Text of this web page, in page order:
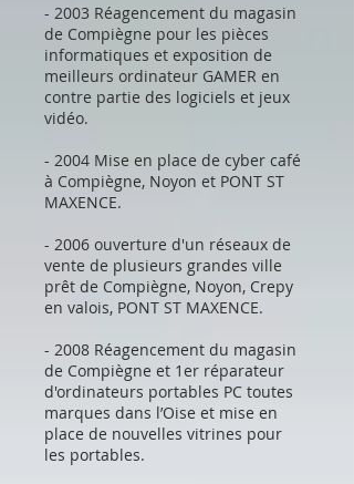
- 2003 Réagencement du magasin
de Compiègne pour les pièces
informatiques et exposition de
meilleurs ordinateur GAMER en
contre partie des logiciels et jeux
vidéo.
- 2004 Mise en place de cyber café
à Compiègne, Noyon et PONT ST
MAXENCE.
- 2006 ouverture d'un réseaux de
vente de plusieurs grandes ville
prêt de Compiègne, Noyon, Crepy
en valois, PONT ST MAXENCE.
- 2008 Réagencement du magasin
de Compiègne et 1er réparateur
d'ordinateurs portables PC toutes
marques dans l’Oise et mise en
place de nouvelles vitrines pour
les portables.